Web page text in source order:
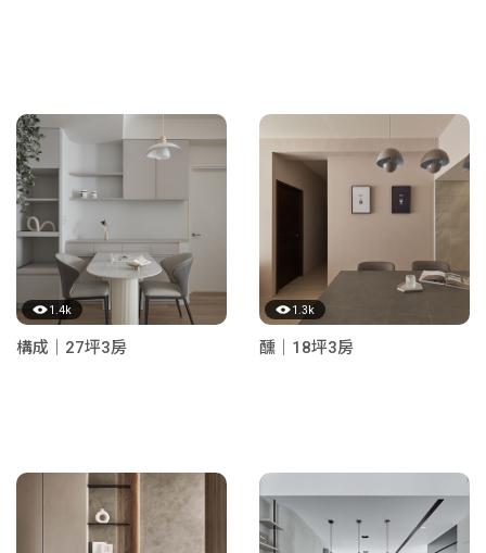
1.4k
構成｜27坪3房
1.3k
醺｜18坪3房